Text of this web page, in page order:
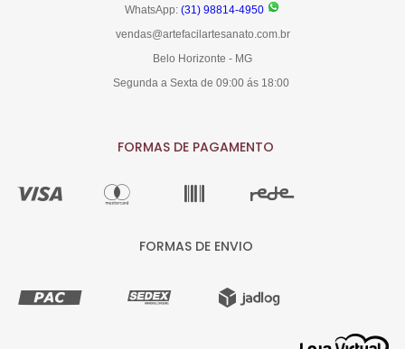
WhatsApp: (31) 98814-4950
vendas@artefacilartesanato.com.br
Belo Horizonte - MG
Segunda a Sexta de 09:00 ás 18:00
FORMAS DE PAGAMENTO
FORMAS DE ENVIO